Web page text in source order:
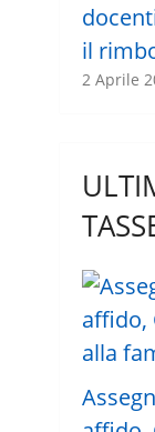
il
2 Aprile